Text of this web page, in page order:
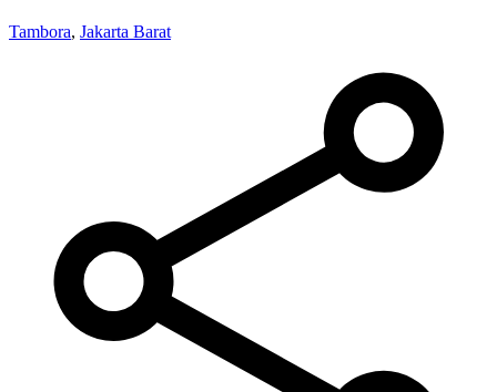
Tambora, Jakarta Barat